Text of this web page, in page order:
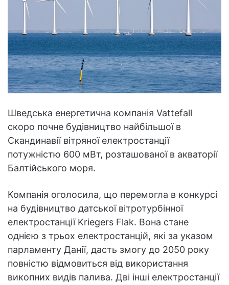
Шведська енергетична компанія Vattefall
скоро почне будівництво найбільшої в
Скандинавії вітряної електростанції
потужністю 600 мВт, розташованої в акваторії
Балтійського моря.
Компанія оголосила, що перемогла в конкурсі
на будівництво датської вітротурбінної
електростанції Kriegers Flak. Вона стане
однією з трьох електростанцій, які за указом
парламенту Данії, дасть змогу до 2050 року
повністю відмовиться від використання
викопних видів палива. Дві інші електростанції